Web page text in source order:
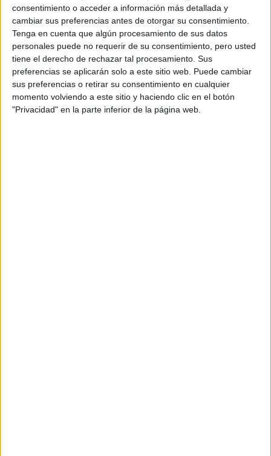
consentimiento o acceder a información más detallada y
cambiar sus preferencias antes de otorgar su consentimiento.
Tenga en cuenta que algún procesamiento de sus datos
personales puede no requerir de su consentimiento, pero usted
tiene el derecho de rechazar tal procesamiento. Sus
preferencias se aplicarán solo a este sitio web. Puede cambiar
sus preferencias o retirar su consentimiento en cualquier
momento volviendo a este sitio y haciendo clic en el botón
"Privacidad" en la parte inferior de la página web.
PWRFRAME TR Stardust , unas zapatillas con silueta de
colores metálicos, luminosos y estampas multicolor. Entre
los detalles clave que acompañan a este modelo se
encuentra la entresuela diseñada conPWRFRAME y
PROFOAM, que fusiona estabilidad y amortiguación. A su
vez,cuenta con caucho PUMAGRIP para tracción en
múltiples superficies
y durabilidad durante los